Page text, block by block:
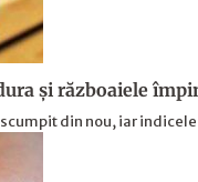
și războaiele
din nou, iar